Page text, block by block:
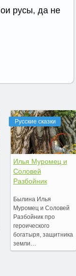
русы, да не
Русские сказки
Илья Муромец и
Соловей
Разбойник
Былина Илья
Муромец и Соловей
Разбойник про
героического
богатыря, защитника
земли…